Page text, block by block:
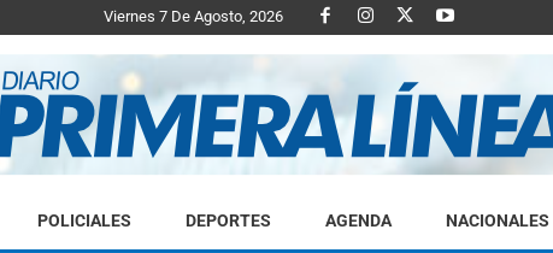
Viernes 7 De Agosto, 2026
POLICIALES DEPORTES AGENDA NACIONALES